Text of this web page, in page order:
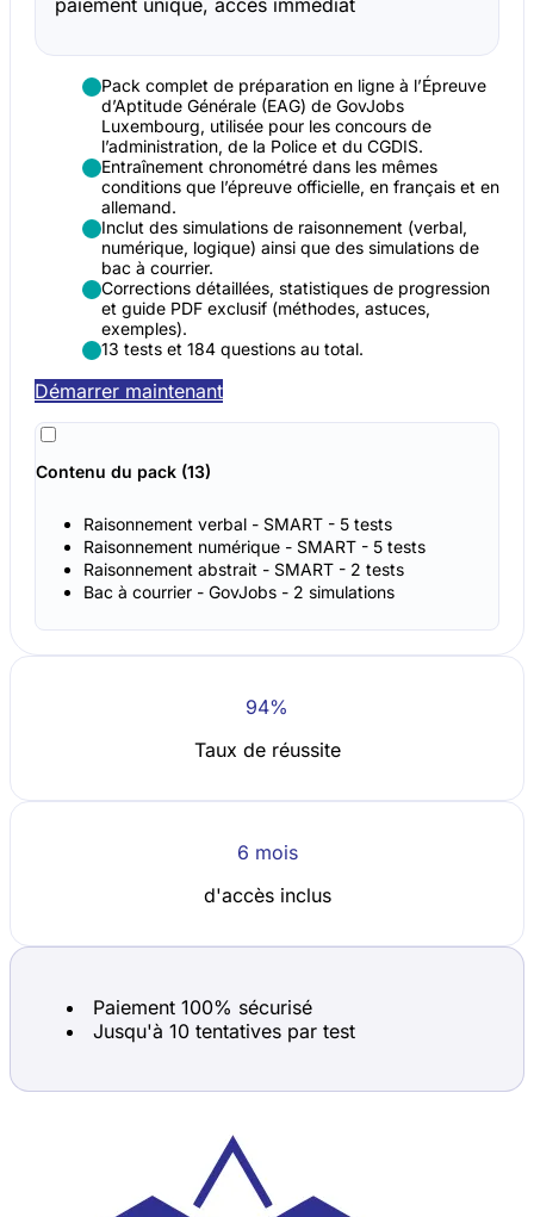
Pack complet de préparation en ligne à l’Épreuve
d’Aptitude Générale (EAG) de GovJobs
Luxembourg, utilisée pour les concours de
l’administration, de la Police et du CGDIS.
Entraînement chronométré dans les mêmes
conditions que l’épreuve officielle, en français et en
allemand.
Inclut des simulations de raisonnement (verbal,
numérique, logique) ainsi que des simulations de
bac à courrier.
Corrections détaillées, statistiques de progression
et guide PDF exclusif (méthodes, astuces,
exemples).
13 tests et 184 questions au total.
Démarrer maintenant
Contenu du pack (13)
Raisonnement verbal - SMART - 5 tests
Raisonnement numérique - SMART - 5 tests
Raisonnement abstrait - SMART - 2 tests
Bac à courrier - GovJobs - 2 simulations
94%
Taux de réussite
6 mois
d'accès inclus
Paiement 100% sécurisé
Jusqu'à 10 tentatives par test